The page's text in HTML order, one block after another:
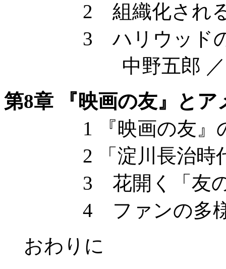
2 組織化される
3 ハリウッドの
中野五郎 ／ 本多
第8章 『映画の友』と
1 『映画の友』
2 「淀川長治時代
3 花開く「友の
4 ファンの多
おわりに